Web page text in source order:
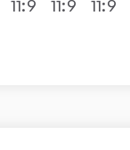
11:9 11:9 11:9